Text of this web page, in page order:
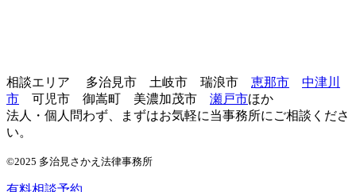
相談エリア 多治見市 土岐市 瑞浪市 恵那市
中津川
市 可児市 御嵩町 美濃加茂市 瀬戸市ほか
法人・個人問わず、まずはお気軽に当事務所にご相談くださ
い。
©2025 多治見さかえ法律事務所
有料相談予約